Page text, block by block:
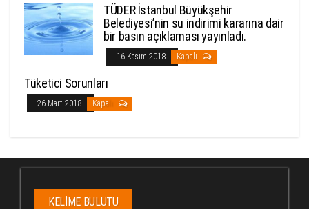
TÜDER İstanbul Büyükşehir
Belediyesi’nin su indirimi kararına dair
bir basın açıklaması yayınladı.
16 Kasım 2018 Kapalı
Tüketici Sorunları
26 Mart 2018 Kapalı
KELIME BULUTU